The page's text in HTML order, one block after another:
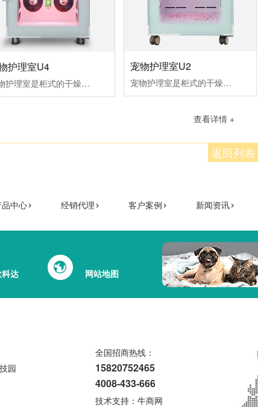
护理室U4
宠物护理室是柜式的干燥室，用来宠物干燥和空气浴。拥有红外灯组件，离子发生器组件，氧气/芳香治疗和毛发收集功能适合品种：体重约5KG的魔天使、西施犬、贵宾犬等小型犬或猫。
宠物护理室U2
宠物护理室是柜式的干燥室，用来宠物干燥和空气浴。拥有红外灯组件，离子发生器组件，氧气/芳香治疗和毛发收集功能适合品种：2只体重约20KG的中型犬或者一只大型犬
查看详情 +
返回列表
品中心 经销代理 客户案例 新闻资讯
达 网站地图
园
全国招商热线：
15820752465
4008-433-666
技术支持： 牛商网